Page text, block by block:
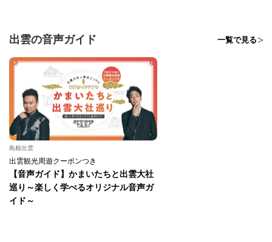
出雲の音声ガイド 一覧で見る
島根出雲
出雲観光周遊クーポンつき
【音声ガイド】かまいたちと出雲大社
巡り～楽しく学べるオリジナル音声ガ
イド～